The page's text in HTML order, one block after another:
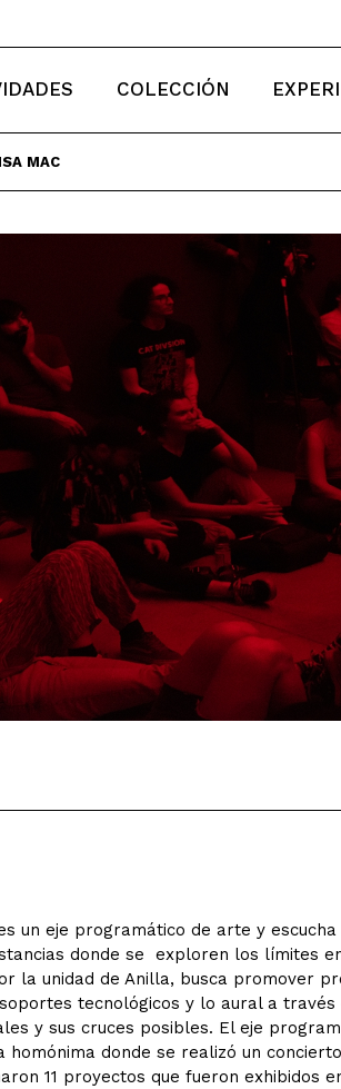
COLECCIÓN
MAC
un eje programático de arte y
donde se exploren los límites
la unidad de Anilla, busca promover
tecnológicos y lo aural a
y sus cruces posibles. El eje
homónima donde se realizó un
11 proyectos que fueron exhibidos